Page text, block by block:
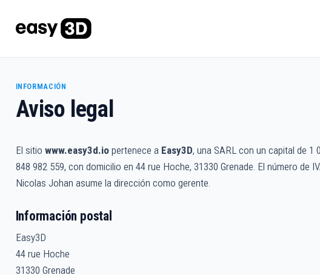
INFORMACIÓN
Aviso legal
El sitio www.easy3d.iopertenece a Easy3D, una SARL con un capital de 1
848 982 559, con domicilio en 44 rue Hoche, 31330 Grenade. El número de
Nicolas Johan asume la dirección como gerente.
Información postal
Easy3D
44 rue Hoche
31330 Grenade